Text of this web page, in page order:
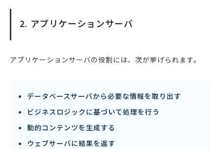
2. アプリケーションサーバ
アプリケーションサーバの役割には、次が挙げられます。
データベースサーバから必要な情報を取り出す
ビジネスロジックに基づいて処理を行う
動的コンテンツを生成する
ウェブサーバに結果を返す